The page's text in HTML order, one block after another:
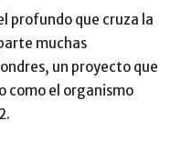
profundo que cruza la
muchas
un proyecto que
como el organismo